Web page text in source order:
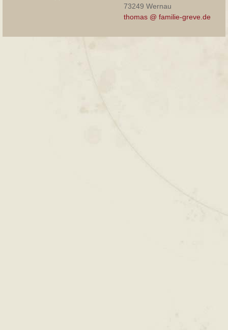
73249 Wernau
thomas @ familie-greve.de